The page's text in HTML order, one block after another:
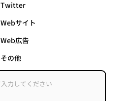
Twitter
Webサイト
Web広告
その他